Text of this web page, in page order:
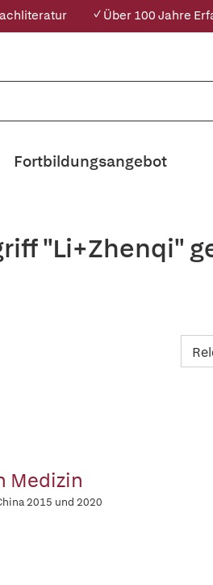
✓ Über 100 Jahre
Fortbildungsangebot
"Li+Zhenqi"
Medizin
2015 und 2020